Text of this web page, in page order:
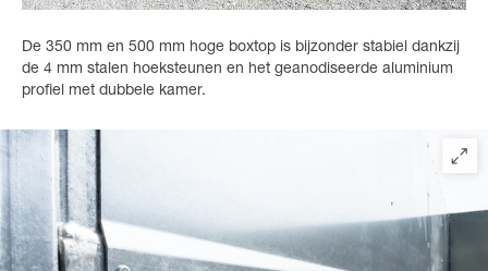
De 350 mm en 500 mm hoge boxtop is bijzonder stabiel dankzij
de 4 mm stalen hoeksteunen en het geanodiseerde aluminium
profiel met dubbele kamer.